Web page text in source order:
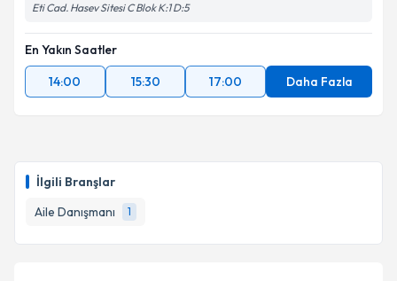
İlgili Branşlar
Aile Danışmanı
1
Eti Cad. Hasev Sitesi C Blok K:1 D:5
En Yakın Saatler
14:00
15:30 17:00 Daha Fazla